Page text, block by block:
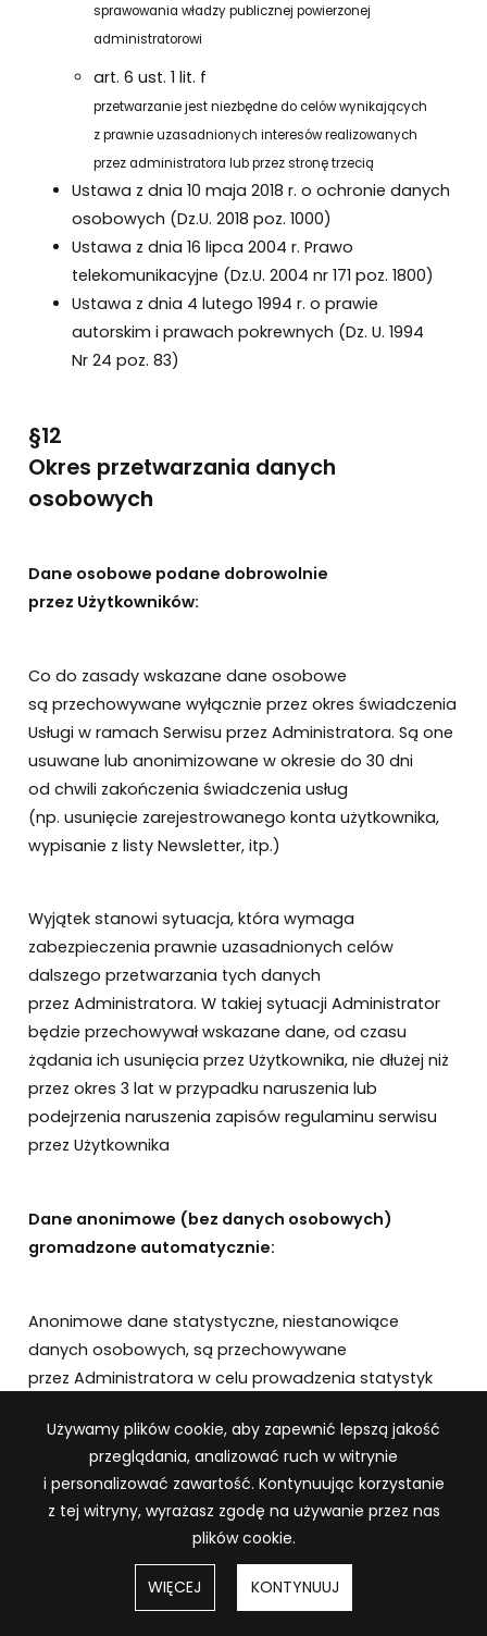
sprawowania władzy publicznej powierzonej
administratorowi
art. 6 ust. 1 lit. f
przetwarzanie jest niezbędne do celów wynikających
z prawnie uzasadnionych interesów realizowanych
przez administratora lub przez stronę trzecią
Ustawa z dnia 10 maja 2018 r. o ochronie danych
osobowych (Dz.U. 2018 poz. 1000)
Ustawa z dnia 16 lipca 2004 r. Prawo
telekomunikacyjne (Dz.U. 2004 nr 171 poz. 1800)
Ustawa z dnia 4 lutego 1994 r. o prawie
autorskim i prawach pokrewnych (Dz. U. 1994
Nr 24 poz. 83)
§12
Okres przetwarzania danych
osobowych
Dane osobowe podane dobrowolnie
przez Użytkowników:
Co do zasady wskazane dane osobowe
są przechowywane wyłącznie przez okres świadczenia
Usługi w ramach Serwisu przez Administratora. Są one
usuwane lub anonimizowane w okresie do 30 dni
od chwili zakończenia świadczenia usług
(np. usunięcie zarejestrowanego konta użytkownika,
wypisanie z listy Newsletter, itp.)
Wyjątek stanowi sytuacja, która wymaga
zabezpieczenia prawnie uzasadnionych celów
dalszego przetwarzania tych danych
przez Administratora. W takiej sytuacji Administrator
będzie przechowywał wskazane dane, od czasu
żądania ich usunięcia przez Użytkownika, nie dłużej niż
przez okres 3 lat w przypadku naruszenia lub
podejrzenia naruszenia zapisów regulaminu serwisu
przez Użytkownika
Dane anonimowe (bez danych osobowych)
gromadzone automatycznie:
Anonimowe dane statystyczne, niestanowiące
danych osobowych, są przechowywane
przez Administratora w celu prowadzenia statystyk
§13
Prawa Użytkowników związane
z przetwarzaniem danych osobowych
Informacja o plikach cookie
Używamy plików cookie, aby zapewnić lepszą jakość
przeglądania, analizować ruch w witrynie
i personalizować zawartość. Kontynuując korzystanie
z tej witryny, wyrażasz zgodę na używanie przez nas
plików cookie.
DOWIEDZ SIĘ
WIĘCEJ
W NASZEJ POLITYCE PRYWATNOŚCI
KONTYNUUJ